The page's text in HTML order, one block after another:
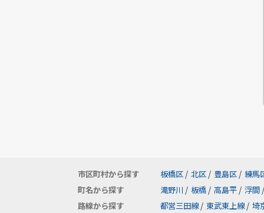
市区町村から探す 板橋区 / 北区 / 豊島区 / 練馬
町名から探す
滝野川 / 板橋 / 高島平 / 浮間 /
路線から探す
都営三田線 / 東武東上線 / 埼